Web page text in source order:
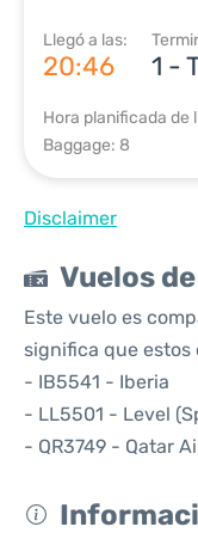
Llegó a las:
20:46 1 -
Hora planificada de
Baggage: 8
Disclaimer
Vuelos
Este vuelo es
significa que estos
- IB5541 - Iberia
- LL5501 - Level
- QR3749 - Qatar